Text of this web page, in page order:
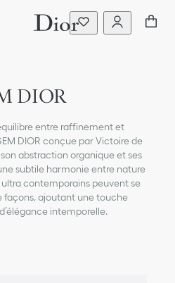
DIOR
entre raffinement et
DIOR conçue par Victoire de
abstraction organique et ses
subtile harmonie entre nature
contemporains peuvent se
façons, ajoutant une touche
intemporelle.